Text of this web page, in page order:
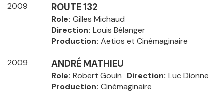
2009 ROUTE 132
Role Gilles Michaud
Direction Louis Bélanger
Production Aetios et Cinémaginaire
2009 ANDRÉ MATHIEU
Role Robert Gouin Direction Luc Dionne
Production Cinémaginaire